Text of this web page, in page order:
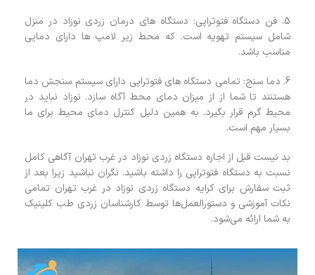
5. فن دستگاه فتوتراپی: دستگاه های درمان زردی نوزاد در منزل
شامل سیستم تهویه است. که محط زیر لامپ ها دارای دمایی
مناسب باشد.
6. دما سنج: تمامی دستگاه های فتوتراپی دارای سیستم سنجش دما
هستنند تا شما از از میزان دمای محط آگاه سازد. نوزاد نباید در
محیط گرم قرار بگیرد. به همین دلیل کنترل دمای محیط برای ما
بسیار مهم است.
بد نیست قبل از اجاره دستگاه زردی نوزاد در غرب تهران آگاهی کامل
نسبت به دستگاه فتوتراپی را داشته باشید. نگران نباشید زیرا بعد از
ثبت سفارش برای کرایه دستگاه زردی نوزاد در غرب تهران تمامی
نکات آموزشی و دستورالعمل‌ها توسط کارشناسان زردی طب کلینیک
به شما ارائه می‌شود.